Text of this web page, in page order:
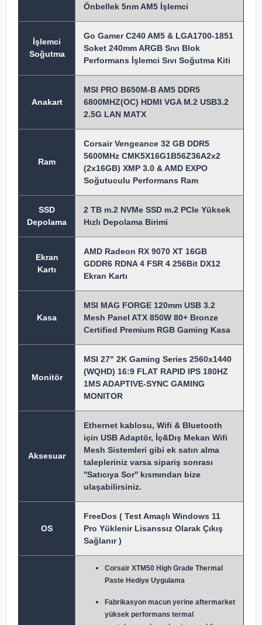
Önbellek 5nm AM5 İşlemci
İşlemci
Soğutma
Go Gamer C240 AM5 & LGA1700-1851
Soket 240mm ARGB Sıvı Blok
Performans İşlemci Sıvı Soğutma Kiti
Anakart
MSI PRO B650M-B AM5 DDR5
6800MHZ(OC) HDMI VGA M.2 USB3.2
2.5G LAN MATX
Ram
Corsair Vengeance 32 GB DDR5
5600MHz CMK5X16G1B56Z36A2x2
(2x16GB) XMP 3.0 & AMD EXPO
Soğutuculu Performans Ram
SSD
Depolama
2 TB m.2 NVMe SSD m.2 PCIe Yüksek
Hızlı Depolama Birimi
Ekran
Kartı
AMD Radeon RX 9070 XT 16GB
GDDR6 RDNA 4 FSR 4 256Bit DX12
Ekran Kartı
Kasa
MSI MAG FORGE 120mm USB 3.2
Mesh Panel ATX 850W 80+ Bronze
Certified Premium RGB Gaming Kasa
Monitör
MSI 27" 2K Gaming Series 2560x1440
(WQHD) 16:9 FLAT RAPID IPS 180HZ
1MS ADAPTIVE-SYNC GAMING
MONITOR
Aksesuar
Ethernet kablosu, Wifi & Bluetooth
için USB Adaptör, İç&Dış Mekan Wifi
Mesh Sistemleri gibi ek satın alma
talepleriniz varsa sipariş sonrası
''Satıcıya Sor'' kısmından bize
ulaşabilirsiniz.
OS
FreeDos ( Test Amaçlı Windows 11
Pro Yüklenir Lisanssız Olarak Çıkış
Sağlanır )
Corsair XTM50 High Grade Thermal
Paste Hediye Uygulama
Fabrikasyon macun yerine aftermarket
yüksek performans termal